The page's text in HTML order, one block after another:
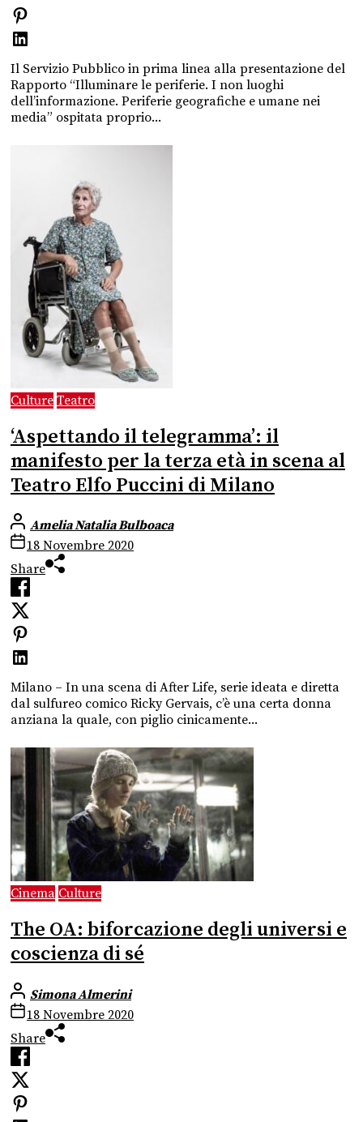
Il Servizio Pubblico in prima linea alla presentazione del
Rapporto “Illuminare le periferie. I non luoghi
dell’informazione. Periferie geografiche e umane nei
media” ospitata proprio...
Culture Teatro
‘Aspettando il telegramma’: il
manifesto per la terza età in scena al
Teatro Elfo Puccini di Milano
Amelia Natalia Bulboaca
18 Novembre 2020
Share
Milano – In una scena di After Life, serie ideata e diretta
dal sulfureo comico Ricky Gervais, c’è una certa donna
anziana la quale, con piglio cinicamente...
Cinema Culture
The OA: biforcazione degli universi e
coscienza di sé
Simona Almerini
18 Novembre 2020
Share